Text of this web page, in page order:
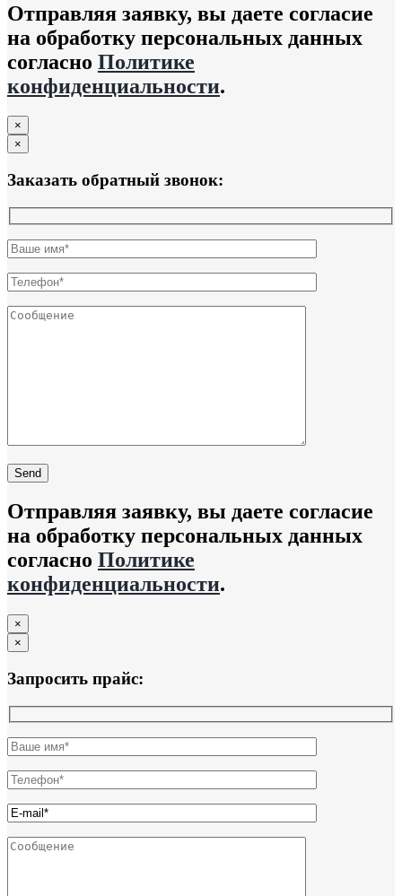
Отправляя заявку, вы даете согласие
на обработку персональных данных
согласно Политике
конфиденциальности.
×
×
Заказать обратный звонок:
Отправляя заявку, вы даете согласие
на обработку персональных данных
согласно Политике
конфиденциальности.
×
×
Запросить прайс: